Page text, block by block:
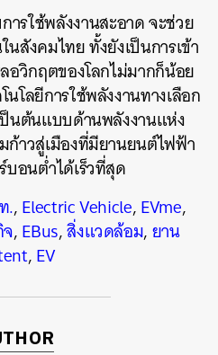
รใช้พลังงานสะอาด จะช่วย
สังคมไทย ทั้งยังเป็นการเข้า
อวิกฤตของโลกไม่มากก็น้อย
โลยีการใช้พลังงานทางเลือก
นต้นแบบด้านพลังงานแห่ง
าวสู่เมืองที่มียานยนต์ไฟฟ้า
อนต่ำได้เร็วที่สุด
.,Electric Vehicle,EVme,
,EBus,สิ่งแวดล้อม,ยาน
,EV